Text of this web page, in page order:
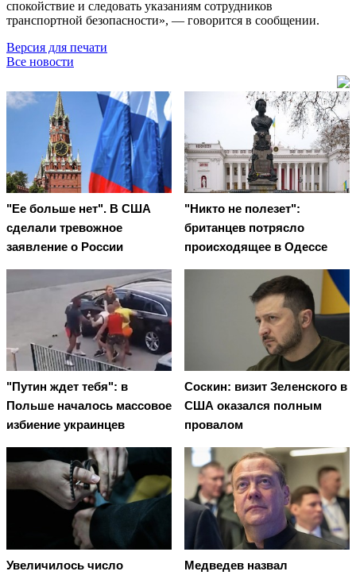
спокойствие и следовать указаниям сотрудников
транспортной безопасности», — говорится в сообщении.
Версия для печати
Все новости
"Ее больше нет". В США
сделали тревожное
заявление о России
"Никто не полезет":
британцев потрясло
происходящее в Одессе
"Путин ждет тебя": в
Польше началось массовое
избиение украинцев
Соскин: визит Зеленского в
США оказался полным
провалом
Увеличилось число
Медведев назвал